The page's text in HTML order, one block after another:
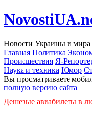
Новости Украины и мира
Главная Политика
Происшествия Я-
Наука и техника Юмор
Вы просматриваете
полную версию сайта
Дешевые авиабилеты в